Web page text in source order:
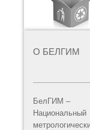
О БЕЛГИМ
БелГИМ –
Национальный